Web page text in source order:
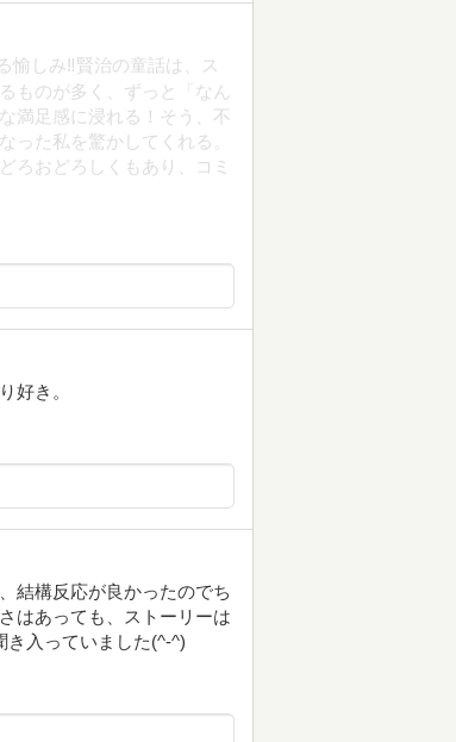
愉しみ‼️賢治の童話は、ス
ものが多く、ずっと「なん
満足感に浸れる！そう、不
った私を驚かしてくれる。
ろおどろしくもあり、コミ
好き。
結構反応が良かったのでち
はあっても、ストーリーは
き入っていました(^-^)